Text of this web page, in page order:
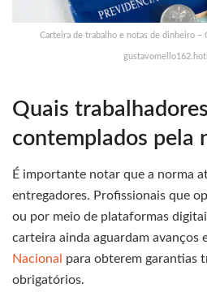
Carteira de trabalho e notas de dinheiro
Quais
contemplados pela
É importante notar que a norma
entregadores. Profissionais que
ou por meio de plataformas
carteira ainda aguardam avanços
Nacional
para obterem garantias
obrigatórios.